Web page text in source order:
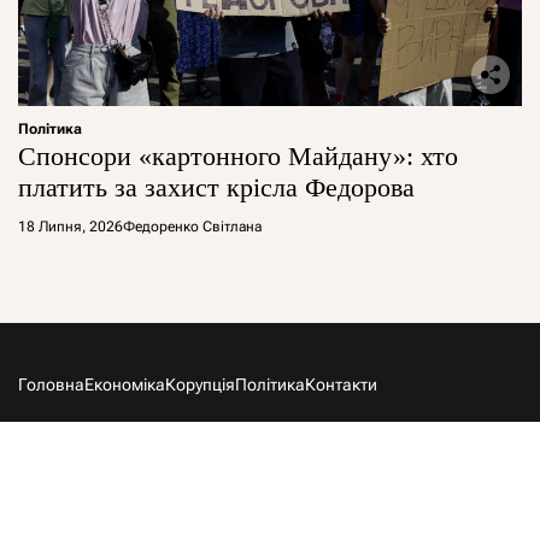
Політика
Спонсори «картонного Майдану»: хто
платить за захист крісла Федорова
18 Липня, 2026Федоренко Світлана
ГоловнаЕкономікаКорупціяПолітикаКонтакти